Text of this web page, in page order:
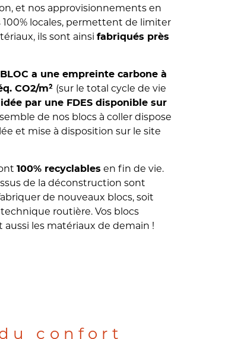
et nos approvisionnements en
locales, permettent de limiter
ils sont ainsi fabriqués près
a une empreinte carbone à
CO2/m² (sur le total cycle de vie
par une FDES disponible sur
de nos blocs à coller dispose
et mise à disposition sur le site
100% recyclables en fin de vie.
de la déconstruction sont
de nouveaux blocs, soit
routière. Vos blocs
aussi les matériaux de demain !
confort